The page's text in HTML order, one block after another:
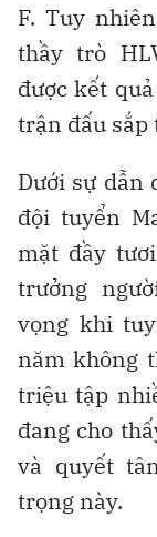
F. Tuy
thầy trò
được kết
trận đấu sắp
Dưới sự dẫn
đội tuyển
mặt đầy
trưởng
vọng khi
năm không
triệu tập
đang cho
và quyết
trọng này.